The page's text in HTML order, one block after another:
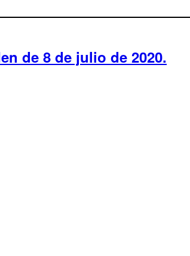
de 8 de julio de 2020.